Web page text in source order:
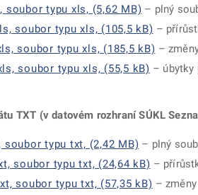
soubor typu xls, (5,62 MB) – plný
soubor typu xls, (105,5 kB) –
soubor typu xls, (185,5 kB) –
soubor typu xls, (55,5 kB) – úbytky
TXT (v datovém rozhraní SÚKL
soubor typu txt, (2,42 MB) – plný
soubor typu txt, (24,64 kB) –
soubor typu txt, (57,35 kB) –